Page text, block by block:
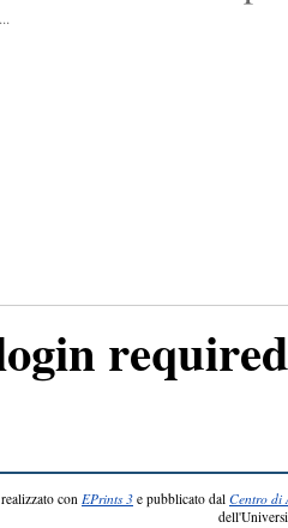
con EPrints 3 e pubblicato dal Centro di